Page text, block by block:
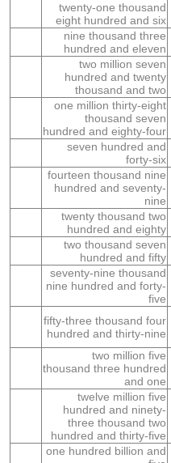
twenty-one thousand
eight hundred and six
nine thousand three
hundred and eleven
two million seven
hundred and twenty
thousand and two
one million thirty-eight
thousand seven
hundred and eighty-four
seven hundred and
forty-six
fourteen thousand nine
hundred and seventy-
nine
twenty thousand two
hundred and eighty
two thousand seven
hundred and fifty
seventy-nine thousand
nine hundred and forty-
five
fifty-three thousand four
hundred and thirty-nine
two million five
thousand three hundred
and one
twelve million five
hundred and ninety-
three thousand two
hundred and thirty-five
one hundred billion and